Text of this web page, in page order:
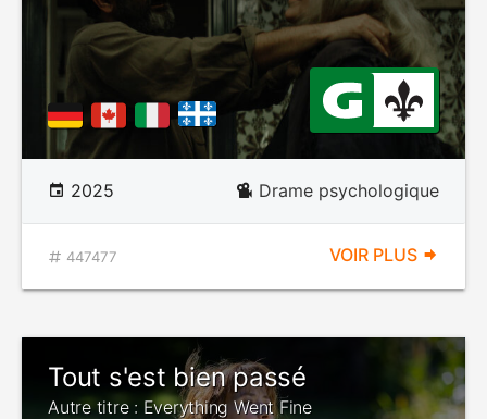
2025 Drame psychologique
447477 VOIR PLUS
Tout s'est bien passé
Autre titre : Everything Went Fine